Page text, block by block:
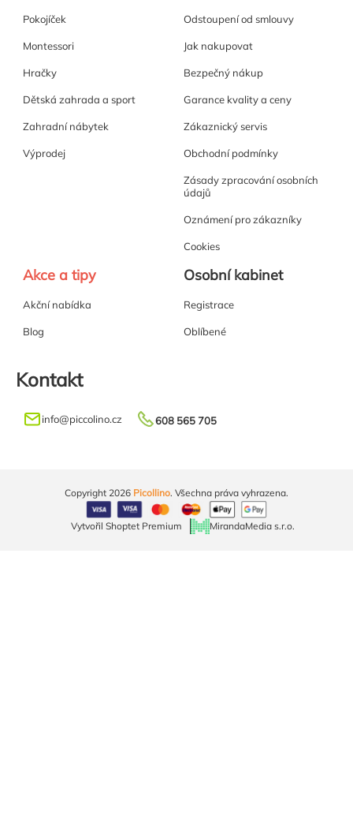
Pokojíček
Montessori
Hračky
Dětská zahrada a sport
Zahradní nábytek
Výprodej
Odstoupení od smlouvy
Jak nakupovat
Bezpečný nákup
Garance kvality a ceny
Zákaznický servis
Obchodní podmínky
Zásady zpracování osobních
údajů
Oznámení pro zákazníky
Cookies
Akce a tipy
Akční nabídka
Blog
Osobní kabinet
Registrace
Oblíbené
Kontakt
info@piccolino.cz 608 565 705
Vytvořil Shoptet Premium MirandaMedia s.r.o.
Copyright 2026 Picollino. Všechna práva vyhrazena.